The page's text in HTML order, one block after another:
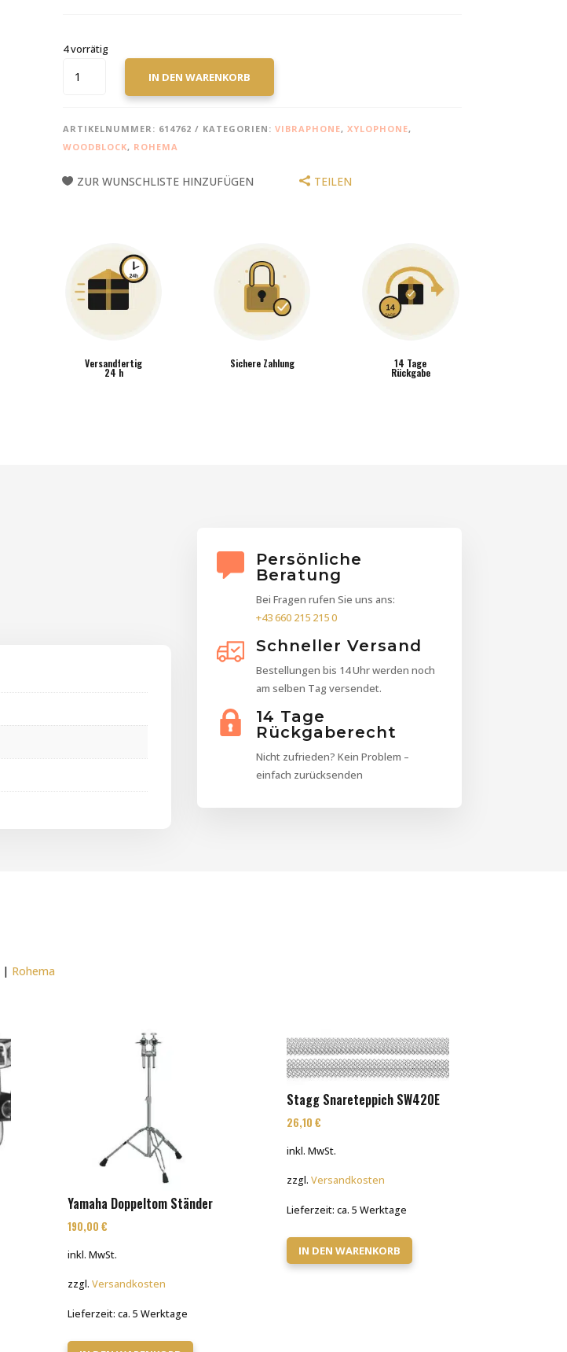
4 vorrätig
XYLOPHONSCHLÄGEL
IN DEN WARENKORB
ARTIKELNUMMER: 614762 KATEGORIEN: VIBRAPHONE, XYLOPHONE,
WOODBLOCK, ROHEMA
ZUR WUNSCHLISTE HINZUFÜGEN TEILEN
Versandfertig
24 h
Sichere Zahlung 14 Tage
Rückgabe
Persönliche
Beratung
Bei Fragen rufen Sie uns ans:
+43 660 215 215 0
Schneller Versand
Bestellungen bis 14 Uhr werden noch
am selben Tag versendet.
14 Tage
Rückgaberecht
Nicht zufrieden? Kein Problem –
einfach zurücksenden
| Rohema
Yamaha Doppeltom Ständer
190,00€
inkl. MwSt.
zzgl.Versandkosten
Lieferzeit:ca. 5 Werktage
Stagg Snareteppich SW420E
26,10€
inkl. MwSt.
zzgl.Versandkosten
Lieferzeit:ca. 5 Werktage
IN DEN WARENKORB